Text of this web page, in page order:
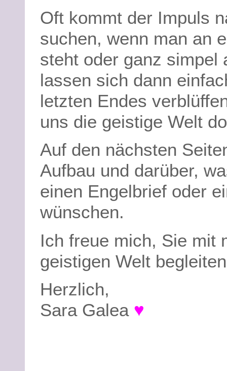
Oft kommt der Impuls
suchen, wenn man an
steht oder ganz simpel
lassen sich dann
letzten Endes
uns die geistige Welt
Auf den nächsten
Aufbau und darüber,
einen Engelbrief oder
wünschen.
Ich freue mich, Sie mit
geistigen Welt
Herzlich,
Sara Galea ♥